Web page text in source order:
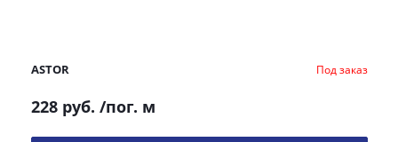
ASTOR Под заказ
228 руб. /пог. м